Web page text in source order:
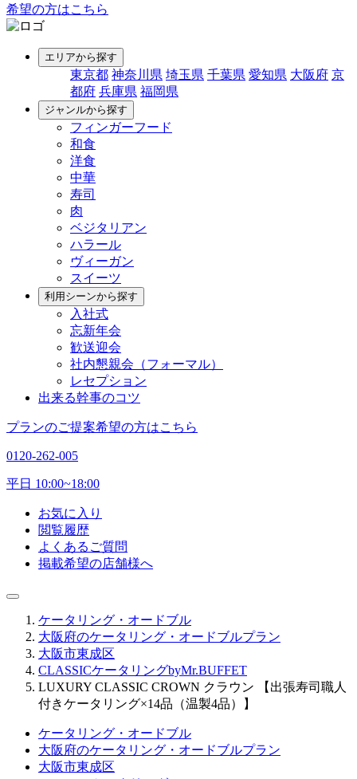
希望の方はこちら
エリアから探す
東京都 神奈川県 埼玉県 千葉県 愛知県 大阪府 京
都府 兵庫県 福岡県
ジャンルから探す
フィンガーフード
和食
洋食
中華
寿司
肉
ベジタリアン
ハラール
ヴィーガン
スイーツ
利用シーンから探す
入社式
忘新年会
歓送迎会
社内懇親会（フォーマル）
レセプション
出来る幹事のコツ
プランのご提案希望の方はこちら
0120-262-005
平日 10:00~18:00
お気に入り
閲覧履歴
よくあるご質問
掲載希望の店舗様へ
ケータリング・オードブル
大阪府のケータリング・オードブルプラン
大阪市東成区
CLASSICケータリングbyMr.BUFFET
LUXURY CLASSIC CROWN クラウン 【出張寿司職人
付きケータリング×14品（温製4品）】
ケータリング・オードブル
大阪府のケータリング・オードブルプラン
大阪市東成区